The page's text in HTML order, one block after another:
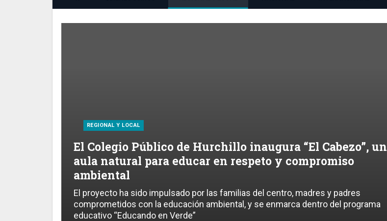
REGIONAL Y LOCAL
El Colegio Público de Hurchillo inaugura “El Cabezo”, un
aula natural para educar en respeto y compromiso
ambiental
El proyecto ha sido impulsado por las familias del centro, madres y padres
comprometidos con la educación ambiental, y se enmarca dentro del programa
educativo “Educando en Verde”